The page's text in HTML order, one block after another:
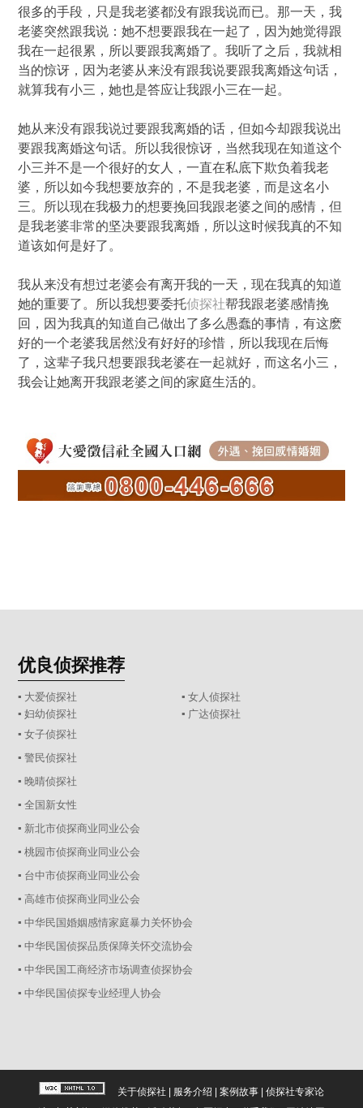
很多的手段，只是我老婆都没有跟我说而已。那一天，我
老婆突然跟我说：她不想要跟我在一起了，因为她觉得跟
我在一起很累，所以要跟我离婚了。我听了之后，我就相
当的惊讶，因为老婆从来没有跟我说要跟我离婚这句话，
就算我有小三，她也是答应让我跟小三在一起。
她从来没有跟我说过要跟我离婚的话，但如今却跟我说出
要跟我离婚这句话。所以我很惊讶，当然我现在知道这个
小三并不是一个很好的女人，一直在私底下欺负着我老
婆，所以如今我想要放弃的，不是我老婆，而是这名小
三。所以现在我极力的想要挽回我跟老婆之间的感情，但
是我老婆非常的坚决要跟我离婚，所以这时候我真的不知
道该如何是好了。
我从来没有想过老婆会有离开我的一天，现在我真的知道
她的重要了。所以我想要委托侦探社帮我跟老婆感情挽
回，因为我真的知道自己做出了多么愚蠢的事情，有这麽
好的一个老婆我居然没有好好的珍惜，所以我现在后悔
了，这辈子我只想要跟我老婆在一起就好，而这名小三，
我会让她离开我跟老婆之间的家庭生活的。
优良侦探推荐
▪ 大爱侦探社
▪ 女人侦探社
▪ 妇幼侦探社
▪ 广达侦探社
▪ 女子侦探社
▪ 警民侦探社
▪ 晚晴侦探社
▪ 全国新女性
▪ 新北市侦探商业同业公会
▪ 桃园市侦探商业同业公会
▪ 台中市侦探商业同业公会
▪ 高雄市侦探商业同业公会
▪ 中华民国婚姻感情家庭暴力关怀协会
▪ 中华民国侦探品质保障关怀交流协会
▪ 中华民国工商经济市场调查侦探协会
▪ 中华民国侦探专业经理人协会
关于侦探社 | 服务介绍 | 案例故事| 侦探社专家论